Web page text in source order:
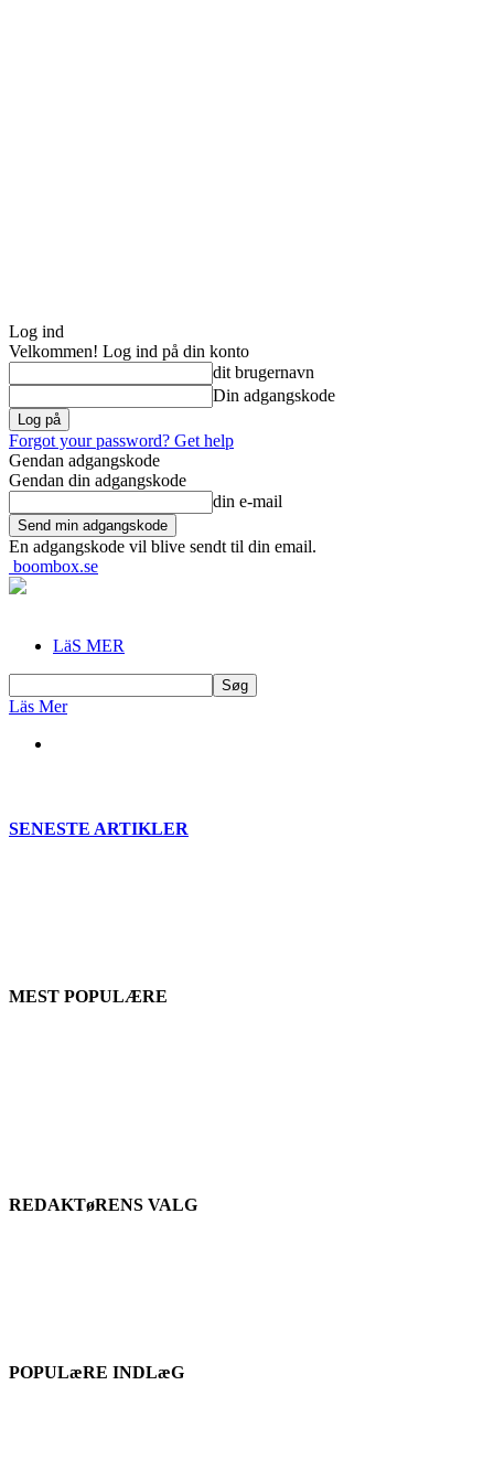
Log ind
Velkommen! Log ind på din konto
dit brugernavn
Din adgangskode
Forgot your password? Get help
Gendan adgangskode
Gendan din adgangskode
din e-mail
En adgangskode vil blive sendt til din email.
boombox.se
LäS MER
Läs Mer
SENESTE ARTIKLER
MEST POPULÆRE
REDAKTøRENS VALG
POPULæRE INDLæG